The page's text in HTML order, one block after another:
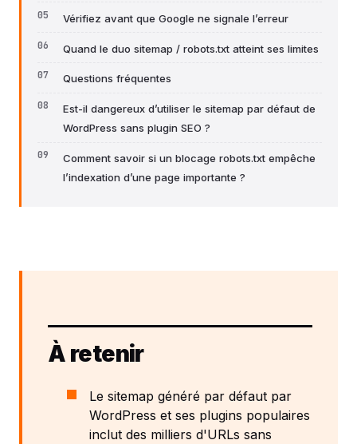
Vérifiez avant que Google ne signale l’erreur
Quand le duo sitemap / robots.txt atteint ses limites
Questions fréquentes
Est-il dangereux d’utiliser le sitemap par défaut de
WordPress sans plugin SEO ?
Comment savoir si un blocage robots.txt empêche
l’indexation d’une page importante ?
À retenir
Le sitemap généré par défaut par
WordPress et ses plugins populaires
inclut des milliers d'URLs sans